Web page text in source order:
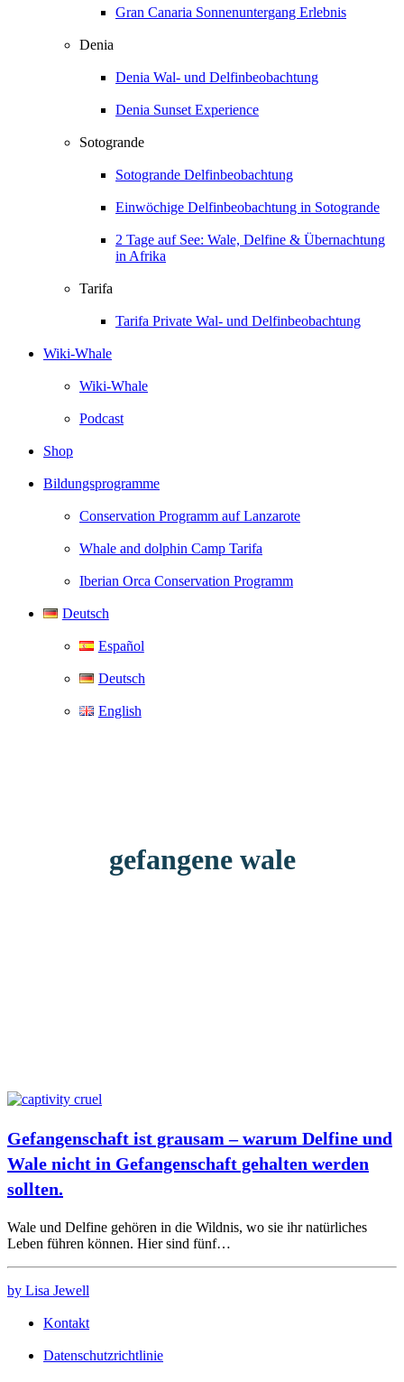
Gran Canaria Sonnenuntergang Erlebnis
Denia
Denia Wal- und Delfinbeobachtung
Denia Sunset Experience
Sotogrande
Sotogrande Delfinbeobachtung
Einwöchige Delfinbeobachtung in Sotogrande
2 Tage auf See: Wale, Delfine & Übernachtung
in Afrika
Tarifa
Tarifa Private Wal- und Delfinbeobachtung
Wiki-Whale
Wiki-Whale
Podcast
Shop
Bildungsprogramme
Conservation Programm auf Lanzarote
Whale and dolphin Camp Tarifa
Iberian Orca Conservation Programm
Deutsch
Español
Deutsch
English
gefangene wale
Gefangenschaft ist grausam – warum Delfine und
Wale nicht in Gefangenschaft gehalten werden
sollten.
Wale und Delfine gehören in die Wildnis, wo sie ihr natürliches
Leben führen können. Hier sind fünf…
by Lisa Jewell
Kontakt
Datenschutzrichtlinie